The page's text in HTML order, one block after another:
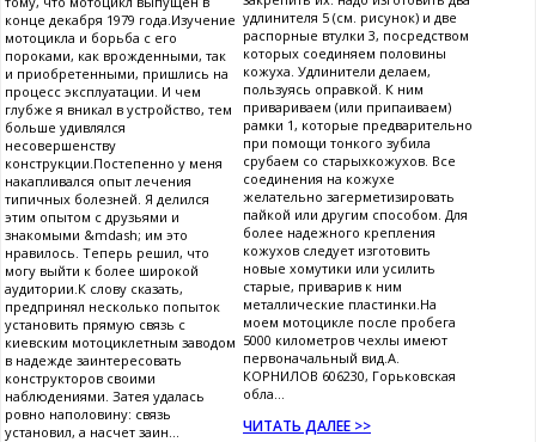
конце декабря 1979 года.Изучение
мотоцикла и борьба с его
пороками, как врожденными, так
и приобретенными, пришлись на
процесс эксплуатации. И чем
глубже я вникал в устройство, тем
больше удивлялся
несовершенству
конструкции.Постепенно у меня
накапливался опыт лечения
типичных болезней. Я делился
этим опытом с друзьями и
знакомыми &mdash; им это
нравилось. Теперь решил, что
могу выйти к более широкой
аудитории.К слову сказать,
предпринял несколько попыток
установить прямую связь с
киевским мотоциклетным заводом
в надежде заинтересовать
конструкторов своими
наблюдениями. Затея удалась
ровно наполовину: связь
установил, а насчет заин...
удлинителя 5 (см. рисунок) и две
распорные втулки 3, посредством
которых соединяем половины
кожуха. Удлинители делаем,
пользуясь оправкой. К ним
привариваем (или припаиваем)
рамки 1, которые предварительно
при помощи тонкого зубила
срубаем со старыхкожухов. Все
соединения на кожухе
желательно загерметизировать
пайкой или другим способом. Для
более надежного крепления
кожухов следует изготовить
новые хомутики или усилить
старые, приварив к ним
металлические пластинки.На
моем мотоцикле после пробега
5000 километров чехлы имеют
первоначальный вид.А.
КОРНИЛОВ 606230, Горьковская
обла...
ЧИТАТЬ ДАЛЕЕ >>